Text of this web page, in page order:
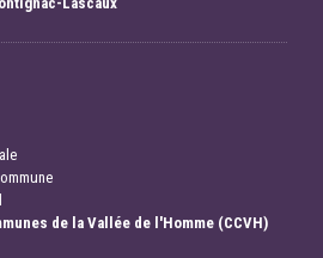
de la Vallée de l'Homme (CCVH)